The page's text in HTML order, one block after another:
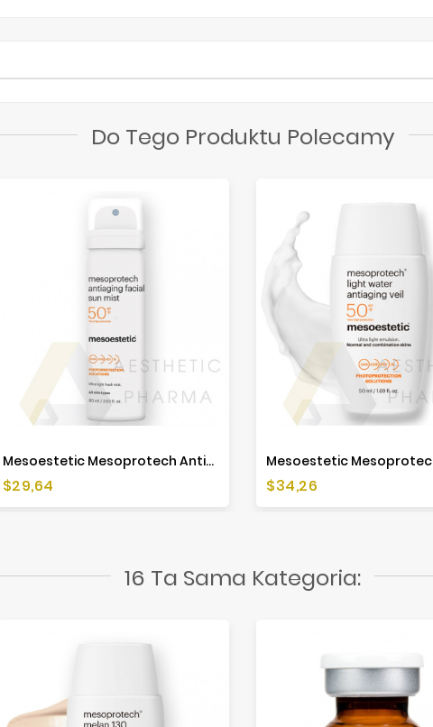
Do Tego Produktu Polecamy
Mesoestetic Mesoprotech Antiaging Facial Sun Mist SPF 50+ - 60ml
Cena
$29,64 Cena
$34,26
16 Ta Sama Kategoria: